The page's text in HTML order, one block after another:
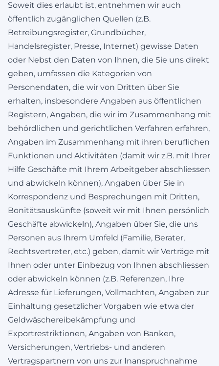
Soweit dies erlaubt ist, entnehmen wir auch
öffentlich zugänglichen Quellen (z.B.
Betreibungsregister, Grundbücher,
Handelsregister, Presse, Internet) gewisse Daten
oder Nebst den Daten von Ihnen, die Sie uns direkt
geben, umfassen die Kategorien von
Personendaten, die wir von Dritten über Sie
erhalten, insbesondere Angaben aus öffentlichen
Registern, Angaben, die wir im Zusammenhang mit
behördlichen und gerichtlichen Verfahren erfahren,
Angaben im Zusammenhang mit ihren beruflichen
Funktionen und Aktivitäten (damit wir z.B. mit Ihrer
Hilfe Geschäfte mit Ihrem Arbeitgeber abschliessen
und abwickeln können), Angaben über Sie in
Korrespondenz und Besprechungen mit Dritten,
Bonitätsauskünfte (soweit wir mit Ihnen persönlich
Geschäfte abwickeln), Angaben über Sie, die uns
Personen aus Ihrem Umfeld (Familie, Berater,
Rechtsvertreter, etc.) geben, damit wir Verträge mit
Ihnen oder unter Einbezug von Ihnen abschliessen
oder abwickeln können (z.B. Referenzen, Ihre
Adresse für Lieferungen, Vollmachten, Angaben zur
Einhaltung gesetzlicher Vorgaben wie etwa der
Geldwäschereibekämpfung und
Exportrestriktionen, Angaben von Banken,
Versicherungen, Vertriebs- und anderen
Vertragspartnern von uns zur Inanspruchnahme